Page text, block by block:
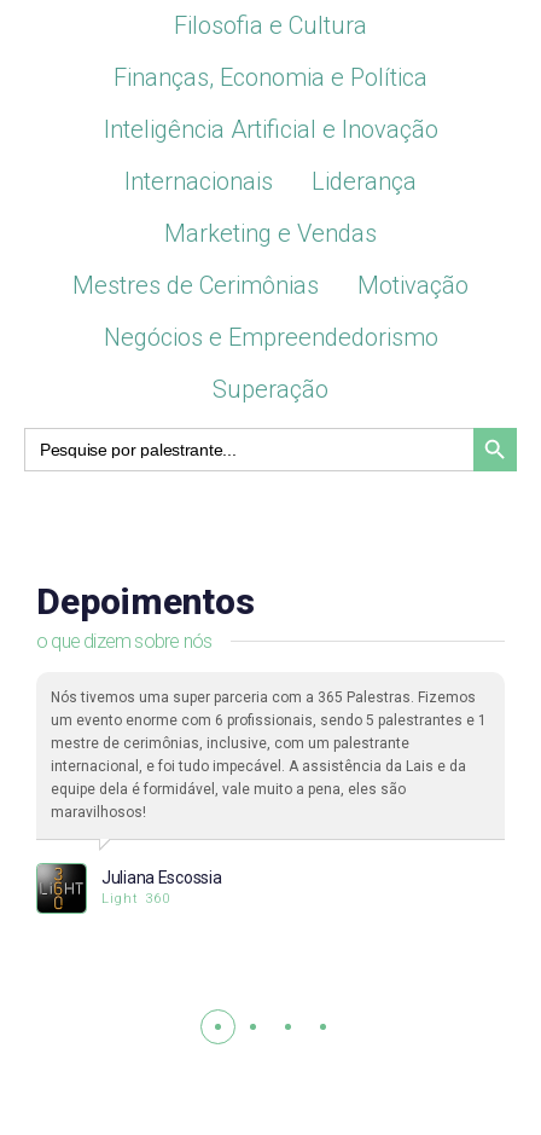
Filosofia e Cultura
Finanças, Economia e Política
Inteligência Artificial e Inovação
Internacionais
Liderança
Marketing e Vendas
Mestres de Cerimônias
Motivação
Negócios e Empreendedorismo
Superação
Search
for:
Search Button
o que dizem sobre nós
Depoimentos
Nós tivemos uma super parceria com a 365 Palestras. Fizemos
um evento enorme com 6 profissionais, sendo 5 palestrantes e 1
mestre de cerimônias, inclusive, com um palestrante
internacional, e foi tudo impecável. A assistência da Lais e da
equipe dela é formidável, vale muito a pena, eles são
maravilhosos!
Juliana Escossia
Light 360